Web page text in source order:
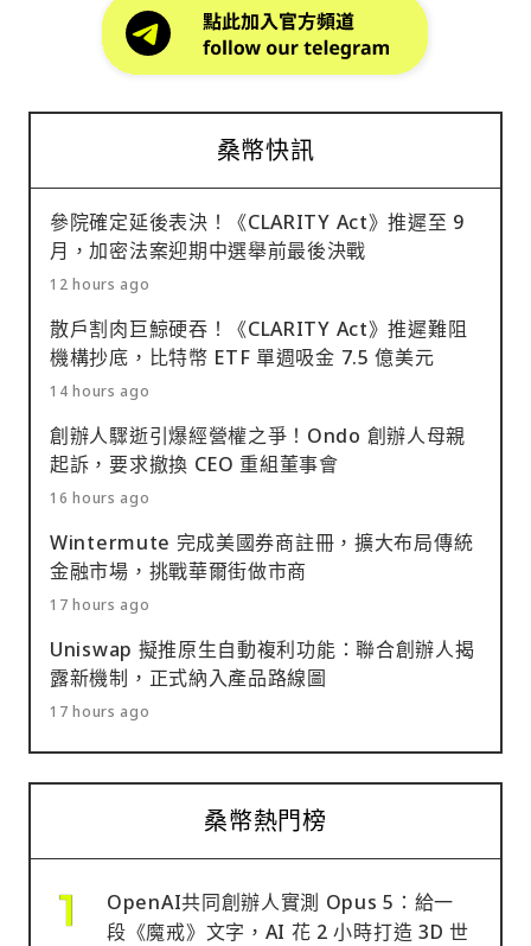
桑幣快訊
參院確定延後表決！《CLARITY Act》推遲至 9
月，加密法案迎期中選舉前最後決戰
12 hours ago
散戶割肉巨鯨硬吞！《CLARITY Act》推遲難阻
機構抄底，比特幣 ETF 單週吸金 7.5 億美元
14 hours ago
創辦人驟逝引爆經營權之爭！Ondo 創辦人母親
起訴，要求撤換 CEO 重組董事會
16 hours ago
Wintermute 完成美國券商註冊，擴大布局傳統
金融市場，挑戰華爾街做市商
17 hours ago
Uniswap 擬推原生自動複利功能：聯合創辦人揭
露新機制，正式納入產品路線圖
17 hours ago
桑幣熱門榜
OpenAI共同創辦人實測 Opus 5：給一
段《魔戒》文字，AI 花 2 小時打造 3D 世